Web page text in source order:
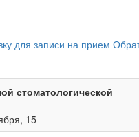
для записи на прием
стоматологической
15